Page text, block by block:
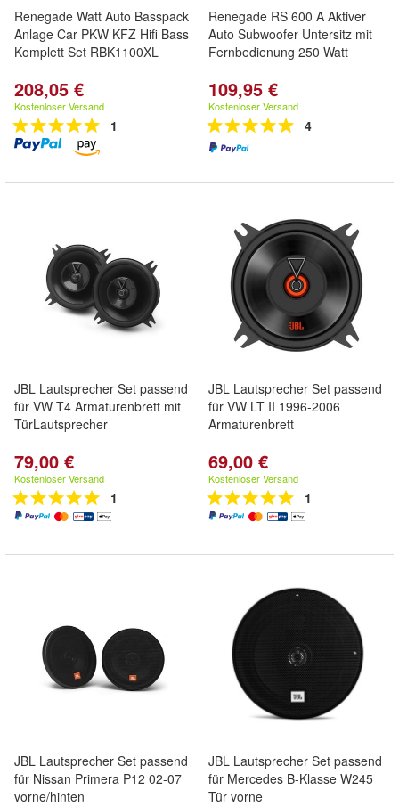
Renegade Watt Auto Basspack
Anlage Car PKW KFZ Hifi Bass
Komplett Set RBK1100XL
208,05 €
Kostenloser Versand
1
Renegade RS 600 A Aktiver
Auto Subwoofer Untersitz mit
Fernbedienung 250 Watt
109,95 €
Kostenloser Versand
4
JBL Lautsprecher Set passend
für VW T4 Armaturenbrett mit
TürLautsprecher
79,00 €
Kostenloser Versand
1
JBL Lautsprecher Set passend
für VW LT II 1996-2006
Armaturenbrett
69,00 €
Kostenloser Versand
1
JBL Lautsprecher Set passend
für Nissan Primera P12 02-07
vorne/hinten
JBL Lautsprecher Set passend
für Mercedes B-Klasse W245
Tür vorne